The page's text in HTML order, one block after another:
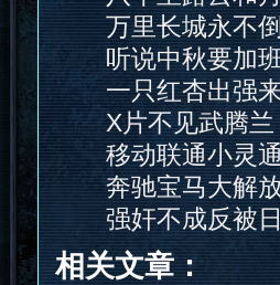
万里长城永不倒
听说中秋要加班
一只红杏出强来
X片不见武腾兰
移动联通小灵通
奔驰宝马大解放
强奸不成反被日
相关文章：